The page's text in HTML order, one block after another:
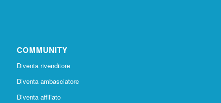
COMMUNITY
Diventa rivenditore
Diventa ambasciatore
Diventa affiliato